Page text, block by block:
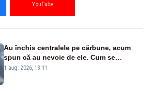
YouTube
Au închis centralele pe cărbune, acum
spun că au nevoie de ele. Cum se
pasează vina în plină criză energetică
1 aug. 2026, 18:11